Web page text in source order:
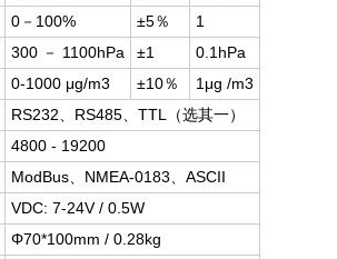
0－100% ±5％
1
300 － 1100hPa ±1
0.1hPa
0-1000 μg/m3 ±10％
1μg /m3
RS232、RS485、TTL（选其一）
4800 - 19200
ModBus、NMEA-0183、ASCII
VDC: 7-24V / 0.5W
Φ70*100mm / 0.28kg